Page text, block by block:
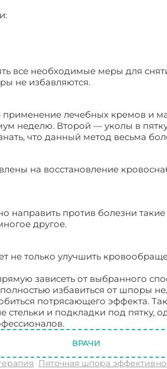
все необходимые меры для
не избавляются.
лечебных кремов и
неделю. Второй — уколы в
что данный метод весьма
на восстановление
направить против болезни
другое.
не только улучшить
зависеть от выбранного
избавиться от шпоры
потрясающего эффекта.
стельки и подкладки под пятку,
ВРАЧИ
Пяточная шпора